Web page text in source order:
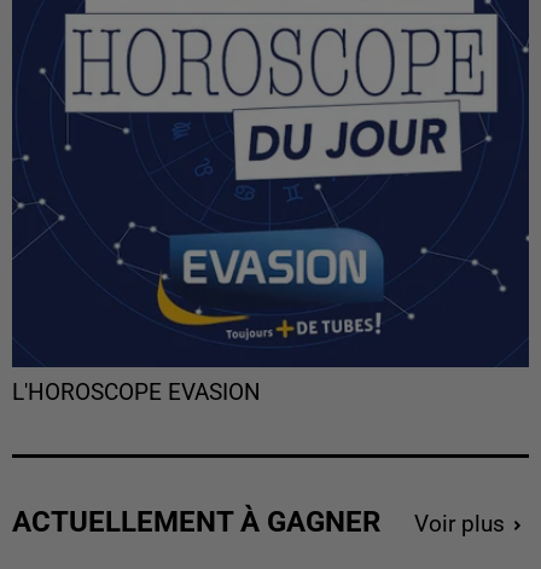
L'HOROSCOPE EVASION
ACTUELLEMENT À GAGNER Voir plus